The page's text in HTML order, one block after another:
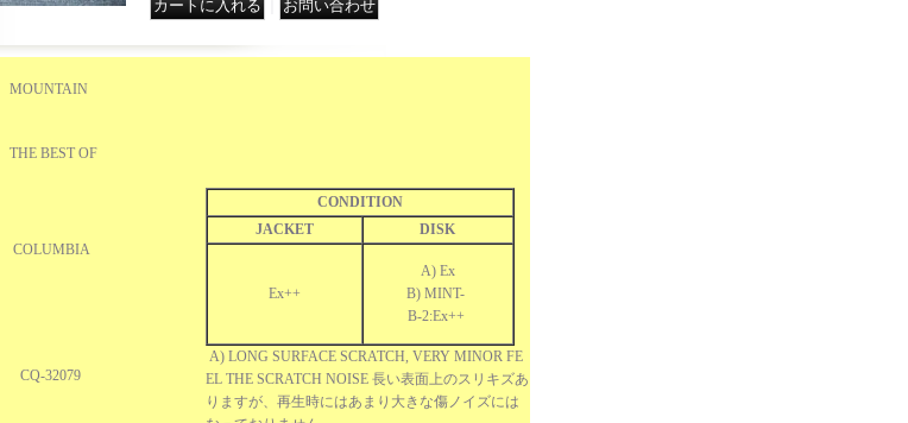
MOUNTAIN
THE BEST OF
COLUMBIA
CONDITION
JACKET
DISK
Ex++
A) Ex
B) MINT-
B-2:Ex++
A) LONG SURFACE SCRATCH, VERY MINOR FE
EL THE SCRATCH NOISE 長い表面上のスリキズあ
りますが、再生時にはあまり大きな傷ノイズには
CQ-32079